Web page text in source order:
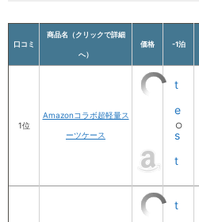
口コミ
商品名（クリックで詳細
へ）
価格 -1泊
1位
Amazonコラボ超軽量ス
ーツケース
t
e
s
t
○
t